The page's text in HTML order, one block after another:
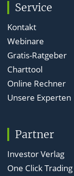
Service
Kontakt
Webinare
Gratis-Ratgeber
Charttool
Online Rechner
Unsere Experten
Partner
Investor Verlag
One Click Trading